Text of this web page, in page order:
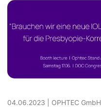
04.06.2023 OPHTEC GmbH